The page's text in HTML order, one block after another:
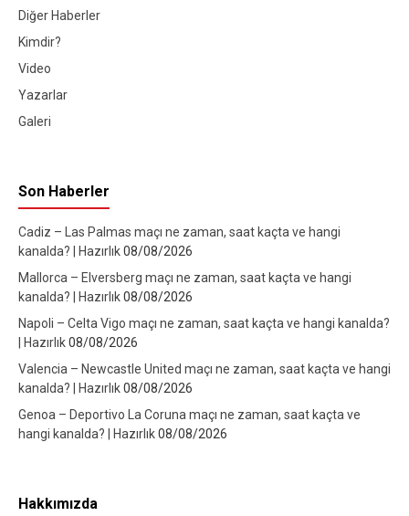
Diğer Haberler
Kimdir?
Video
Yazarlar
Galeri
Son Haberler
Cadiz – Las Palmas maçı ne zaman, saat kaçta ve hangi
kanalda? | Hazırlık08/08/2026
Mallorca – Elversberg maçı ne zaman, saat kaçta ve hangi
kanalda? | Hazırlık08/08/2026
Napoli – Celta Vigo maçı ne zaman, saat kaçta ve hangi kanalda?
| Hazırlık08/08/2026
Valencia – Newcastle United maçı ne zaman, saat kaçta ve hangi
kanalda? | Hazırlık08/08/2026
Genoa – Deportivo La Coruna maçı ne zaman, saat kaçta ve
hangi kanalda? | Hazırlık08/08/2026
Hakkımızda